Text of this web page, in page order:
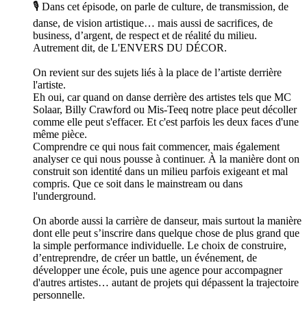
🎙️ Dans cet épisode, on parle de culture, de transmission, de
danse, de vision artistique… mais aussi de sacrifices, de
business, d’argent, de respect et de réalité du milieu.
Autrement dit, de L'ENVERS DU DÉCOR.
On revient sur des sujets liés à la place de l’artiste derrière
l'artiste.
Eh oui, car quand on danse derrière des artistes tels que MC
Solaar, Billy Crawford ou Mis-Teeq notre place peut décoller
comme elle peut s'effacer. Et c'est parfois les deux faces d'une
même pièce.
Comprendre ce qui nous fait commencer, mais également
analyser ce qui nous pousse à continuer. À la manière dont on
construit son identité dans un milieu parfois exigeant et mal
compris. Que ce soit dans le mainstream ou dans
l'underground.
On aborde aussi la carrière de danseur, mais surtout la manière
dont elle peut s’inscrire dans quelque chose de plus grand que
la simple performance individuelle. Le choix de construire,
d’entreprendre, de créer un battle, un événement, de
développer une école, puis une agence pour accompagner
d'autres artistes… autant de projets qui dépassent la trajectoire
personnelle.